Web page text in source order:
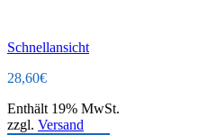
Schnellansicht
28,60€
Enthält 19% MwSt.
zzgl. Versand